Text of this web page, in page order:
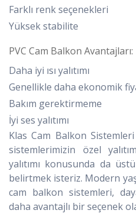
Farklı renk seçenekleri
Yüksek stabilite
PVC Cam Balkon Avantajları:
Daha iyi ısı yalıtımı
Genellikle daha ekonomik
Bakım gerektirmeme
İyi ses yalıtımı
Klas Cam Balkon
sistemlerimizin özel
yalıtımı konusunda da
belirtmek isteriz. Modern
cam balkon sistemleri,
daha avantajlı bir seçenek